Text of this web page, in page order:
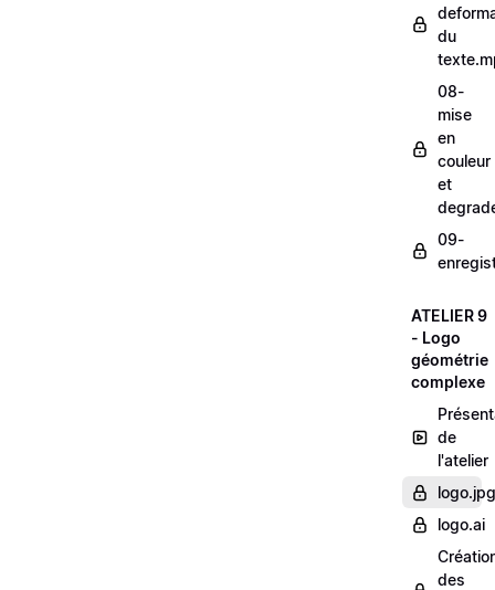
du
08-
mise
en
couleur
et
09-
ATELIER 9
- Logo
géométrie
complexe
de
l'atelier
logo.jpg
logo.ai
des